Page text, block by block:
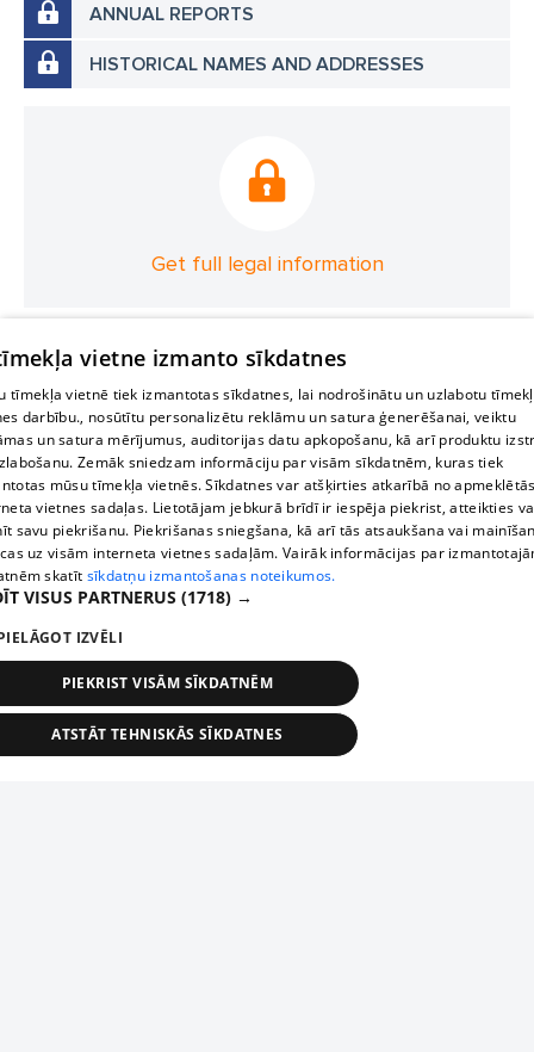
ANNUAL REPORTS
HISTORICAL NAMES AND ADDRESSES
Get full legal information
vietne izmanto sīkdatnes
tīmekļa vietnē tiek izmantotas sīkdatnes, lai nodrošinātu un uzlabotu
darbību., nosūtītu personalizētu reklāmu un satura ģenerēšanai, veiktu
un satura mērījumus, auditorijas datu apkopošanu, kā arī produktu
Zemāk sniedzam informāciju par visām sīkdatnēm, kuras tiek
mūsu tīmekļa vietnēs. Sīkdatnes var atšķirties atkarībā no
vietnes sadaļas. Lietotājam jebkurā brīdī ir iespēja piekrist, atteikties
savu piekrišanu. Piekrišanas sniegšana, kā arī tās atsaukšana vai
uz visām interneta vietnes sadaļām. Vairāk informācijas par
skatīt sīkdatņu izmantošanas noteikumos.
VISUS PARTNERUS (1718) →
IZVĒLI
PIEKRIST VISĀM SĪKDATNĒM
ATSTĀT TEHNISKĀS SĪKDATNES